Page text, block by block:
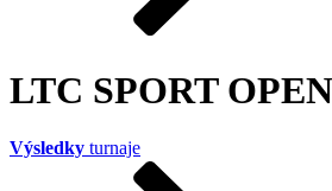
LTC SPORT OPEN
Výsledky turnaje